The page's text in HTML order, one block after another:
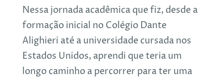
Nessa jornada acadêmica que fiz, desde a
formação inicial no Colégio Dante
Alighieri até a universidade cursada nos
Estados Unidos, aprendi que teria um
longo caminho a percorrer para ter uma